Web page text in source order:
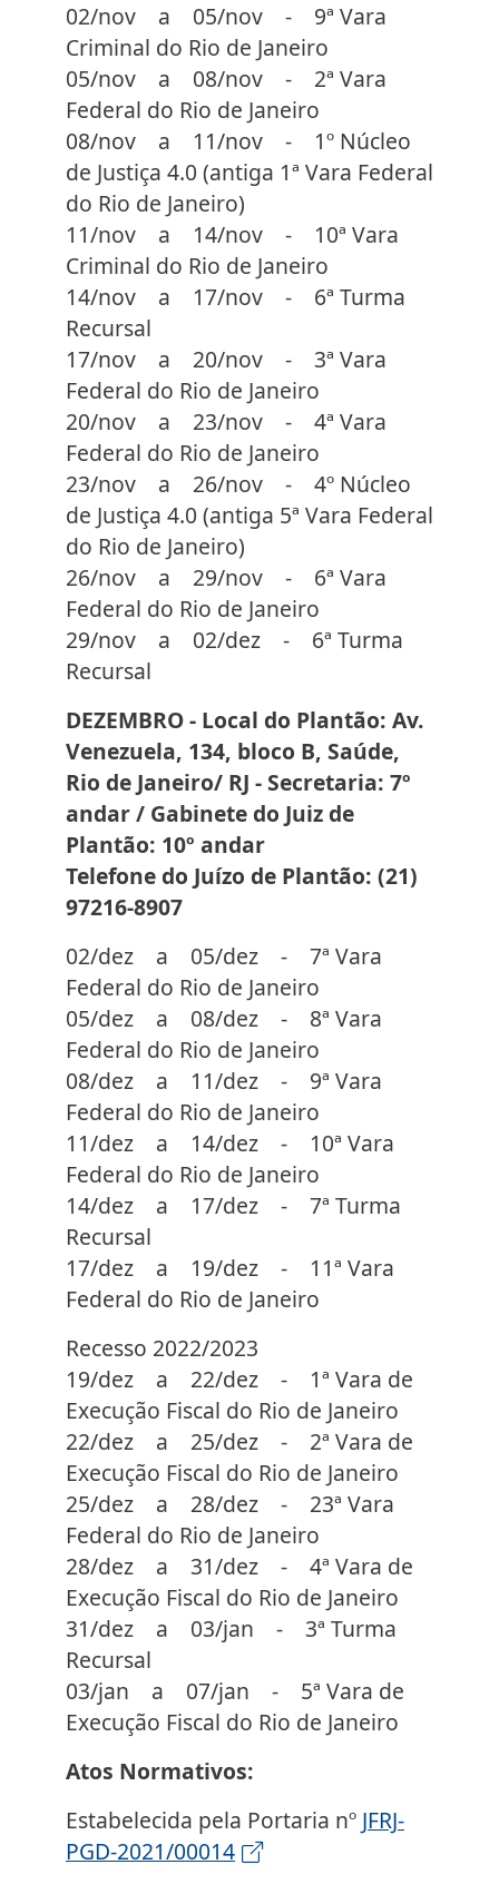
02/nov a 05/nov - 9ª Vara
Criminal do Rio de Janeiro
05/nov a 08/nov - 2ª Vara
Federal do Rio de Janeiro
08/nov a 11/nov - 1º Núcleo
de Justiça 4.0 (antiga 1ª Vara Federal
do Rio de Janeiro)
11/nov a 14/nov - 10ª Vara
Criminal do Rio de Janeiro
14/nov a 17/nov - 6ª Turma
Recursal
17/nov a 20/nov - 3ª Vara
Federal do Rio de Janeiro
20/nov a 23/nov - 4ª Vara
Federal do Rio de Janeiro
23/nov a 26/nov - 4º Núcleo
de Justiça 4.0 (antiga 5ª Vara Federal
do Rio de Janeiro)
26/nov a 29/nov - 6ª Vara
Federal do Rio de Janeiro
29/nov a 02/dez - 6ª Turma
Recursal
DEZEMBRO - Local do Plantão: Av.
Venezuela, 134, bloco B, Saúde,
Rio de Janeiro/ RJ - Secretaria: 7º
andar / Gabinete do Juiz de
Plantão: 10º andar
Telefone do Juízo de Plantão: (21)
97216-8907
02/dez a 05/dez - 7ª Vara
Federal do Rio de Janeiro
05/dez a 08/dez - 8ª Vara
Federal do Rio de Janeiro
08/dez a 11/dez - 9ª Vara
Federal do Rio de Janeiro
11/dez a 14/dez - 10ª Vara
Federal do Rio de Janeiro
14/dez a 17/dez - 7ª Turma
Recursal
17/dez a 19/dez - 11ª Vara
Federal do Rio de Janeiro
Recesso 2022/2023
19/dez a 22/dez - 1ª Vara de
Execução Fiscal do Rio de Janeiro
22/dez a 25/dez - 2ª Vara de
Execução Fiscal do Rio de Janeiro
25/dez a 28/dez - 23ª Vara
Federal do Rio de Janeiro
28/dez a 31/dez - 4ª Vara de
Execução Fiscal do Rio de Janeiro
31/dez a 03/jan - 3ª Turma
Recursal
03/jan a 07/jan - 5ª Vara de
Execução Fiscal do Rio de Janeiro
Atos Normativos:
Estabelecida pela Portaria nº JFRJ-
PGD-2021/00014